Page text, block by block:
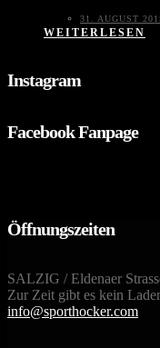
31. AUGUST
WEITERLESEN
Instagram
Facebook Fanpage
Öffnungszeiten
SALZIG / Eldenaer
Zur Zeit gibt es kein
info@sporthocker.com